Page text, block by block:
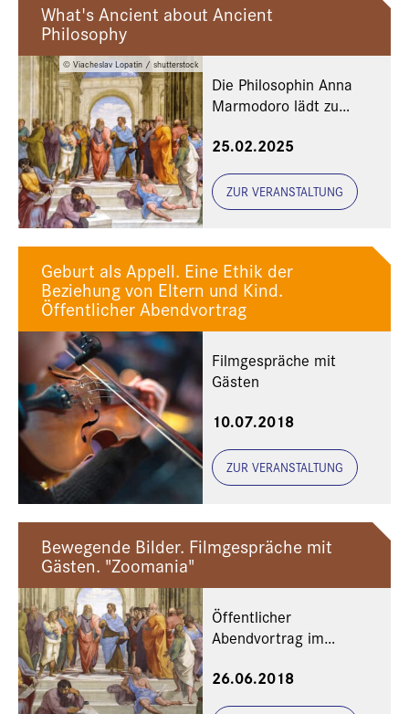
© Viacheslav Lopatin / shutterstock
What's Ancient about Ancient
Philosophy
Die Philosophin Anna
Marmodoro lädt zu
Kennenlernen der
Philosophie der Antike
ein
25.02.2025
ZUR VERANSTALTUNG
Geburt als Appell. Eine Ethik der
Beziehung von Eltern und Kind.
Öffentlicher Abendvortrag
Filmgespräche mit
Gästen
10.07.2018
ZUR VERANSTALTUNG
Bewegende Bilder. Filmgespräche mit
Gästen. "Zoomania"
Öffentlicher
Abendvortrag im
Philosophischen
Meisterkurses
26.06.2018